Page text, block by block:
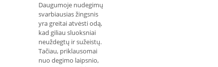
Daugumoje nudegimų
svarbiausias žingsnis
yra greitai atvėsti odą,
kad giliau sluoksniai
neuždegtų ir sužeistų.
Tačiau, priklausomai
nuo degimo laipsnio,